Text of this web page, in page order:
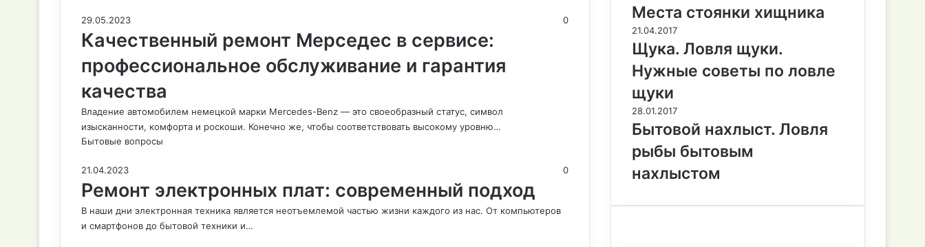
29.05.2023 0
Качественный ремонт Мерседес в сервисе:
профессиональное обслуживание и гарантия
качества
Владение автомобилем немецкой марки Mercedes-Benz — это своеобразный статус, символ
изысканности, комфорта и роскоши. Конечно же, чтобы соответствовать высокому уровню…
Бытовые вопросы
21.04.2023 0
Ремонт электронных плат: современный подход
В наши дни электронная техника является неотъемлемой частью жизни каждого из нас. От компьютеров
и смартфонов до бытовой техники и…
Места стоянки хищника
21.04.2017
Щука. Ловля щуки.
Нужные советы по ловле
щуки
28.01.2017
Бытовой нахлыст. Ловля
рыбы бытовым
нахлыстом